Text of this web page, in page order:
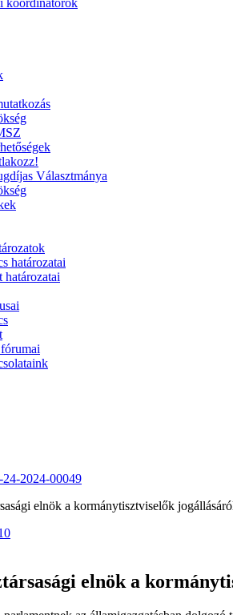
koordinátorok
Választmánya
határozatai
2024-00049
elnök a kormánytisztviselők
elnök a